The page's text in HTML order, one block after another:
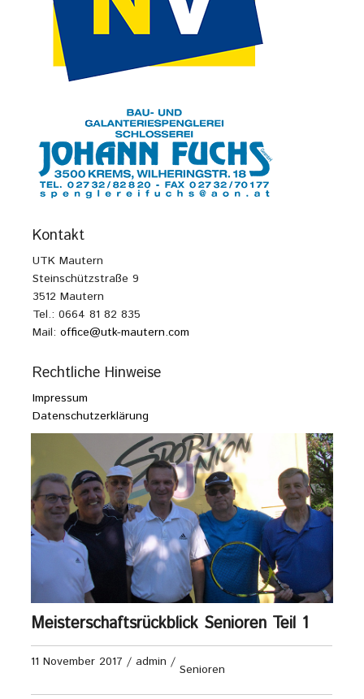
Kontakt
UTK Mautern
Steinschützstraße 9
3512 Mautern
Tel.: 0664 81 82 835
Mail: office@utk-mautern.com
Rechtliche Hinweise
Impressum
Datenschutzerklärung
Meisterschaftsrückblick Senioren Teil 1
11 November 2017 / admin / Senioren